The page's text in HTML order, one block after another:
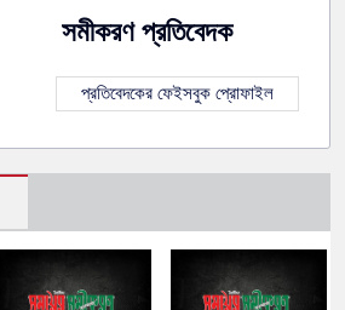
সমীকরণ প্রতিবেদক
প্রতিবেদকের ফেইসবুক প্রোফাইল